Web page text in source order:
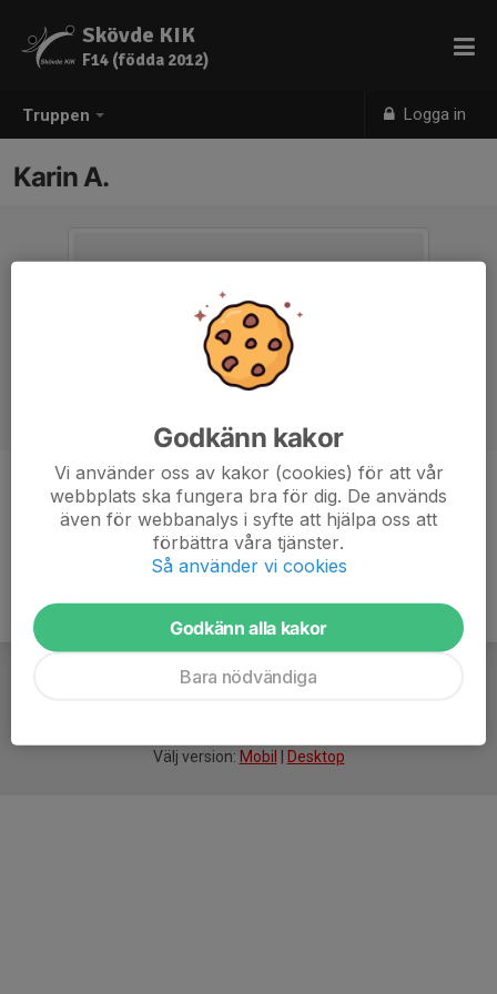
Truppen Logga in
Skövde KIK
F14 (födda 2012)
Karin A.
Titel Ledare
Välj version: Mobil Desktop
Godkänn kakor
Vi använder oss av kakor (cookies) för att vår
webbplats ska fungera bra för dig. De används
även för webbanalys i syfte att hjälpa oss att
förbättra våra tjänster.
Så använder vi cookies
Godkänn alla kakor
Bara nödvändiga